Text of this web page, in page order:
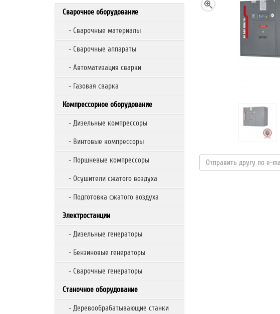
Сварочное оборудование
- Сварочные материалы
- Сварочные аппараты
- Автоматизация сварки
- Газовая сварка
Компрессорное оборудование
- Дизельные компрессоры
- Винтовые компрессоры
- Поршневые компрессоры
- Осушители сжатого воздуха
- Подготовка сжатого воздуха
Электростанции
- Дизельные генераторы
- Бензиновые генераторы
- Сварочные генераторы
Станочное оборудование
- Деревообрабатывающие станки